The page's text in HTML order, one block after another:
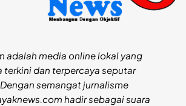
adalah media online lokal yang
terkini dan terpercaya seputar
semangat jurnalisme
hadir sebagai suara